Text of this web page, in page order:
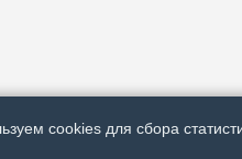
cookies для сбора